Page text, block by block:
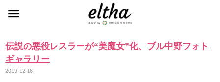
伝説の悪役レスラーが“美魔女”化、ブル中野フォト
ギャラリー
2019-12-16